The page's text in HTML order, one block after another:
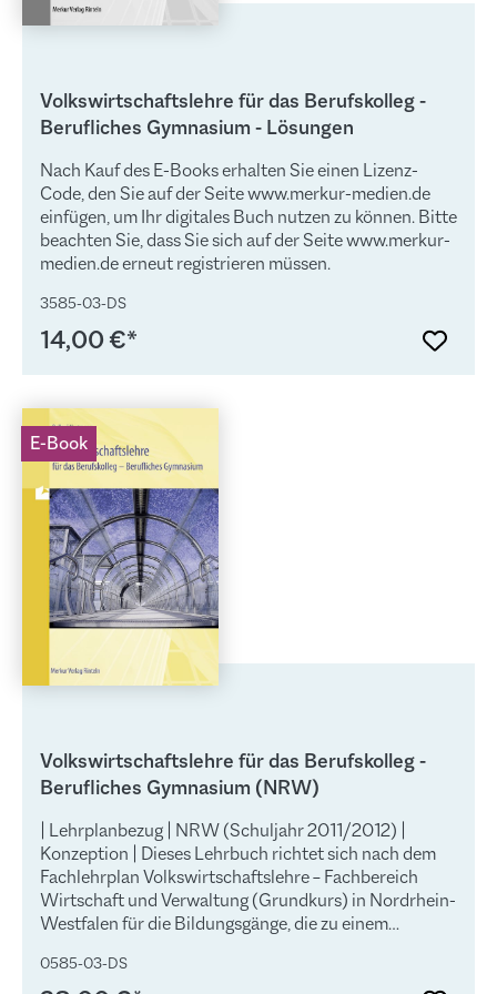
Volkswirtschaftslehre für das Berufskolleg -
Berufliches Gymnasium - Lösungen
Nach Kauf des E-Books erhalten Sie einen Lizenz-
Code, den Sie auf der Seite www.merkur-medien.de
einfügen, um Ihr digitales Buch nutzen zu können. Bitte
beachten Sie, dass Sie sich auf der Seite www.merkur-
medien.de erneut registrieren müssen.
3585-03-DS
14,00 €*
E-Book
Volkswirtschaftslehre für das Berufskolleg -
Berufliches Gymnasium (NRW)
| Lehrplanbezug | NRW (Schuljahr 2011/2012) |
Konzeption | Dieses Lehrbuch richtet sich nach dem
Fachlehrplan Volkswirtschaftslehre – Fachbereich
Wirtschaft und Verwaltung (Grundkurs) in Nordrhein-
Westfalen für die Bildungsgänge, die zu einem
allgemeinen Hochschulreife oder zu beruflichen
0585-03-DS